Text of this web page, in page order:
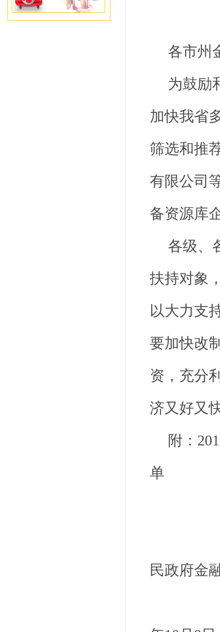
各市州
为鼓励
加快我省
筛选和推
有限公司
备资源库
各级、
扶持对象
以大力支
要加快改
资，充分
济又好又
附：
单
民政府金